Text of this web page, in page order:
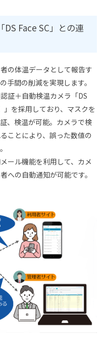
Face SC」との連
の体温データとして報告す
手間の削減を実現します。
証＋自動検温カメラ「DS
」を採用しており、マスクを
、検温が可能。カメラで検
ことにより、誤った数値の
ール機能を利用して、カメ
への自動通知が可能です。